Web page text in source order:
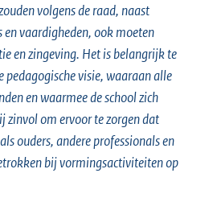
volgens de raad, naast
vaardigheden, ook moeten
en zingeving. Het is belangrijk te
pedagogische visie, waaraan alle
en waarmee de school zich
zinvol om ervoor te zorgen dat
ouders, andere professionals en
bij vormingsactiviteiten op